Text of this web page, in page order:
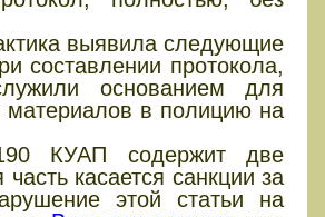
выявила следующие
составлении протокола,
основанием для
материалов в полицию на
КУАП содержит две
часть касается санкции за
этой статьи на